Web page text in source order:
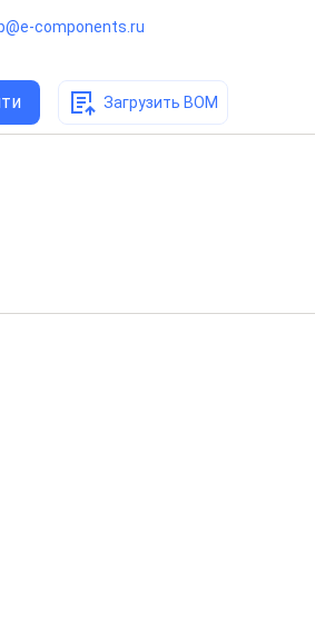
components.ru
Загрузить BOM